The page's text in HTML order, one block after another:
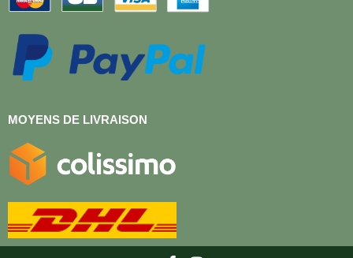
MOYENS DE LIVRAISON